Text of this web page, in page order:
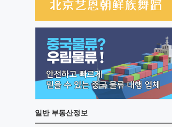
일반부동산정보